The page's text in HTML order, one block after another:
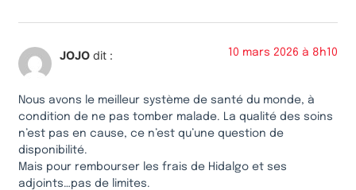
JOJO dit : 10 mars 2026 à 8h10
Nous avons le meilleur système de santé du monde, à
condition de ne pas tomber malade. La qualité des soins
n’est pas en cause, ce n’est qu’une question de
disponibilité.
Mais pour rembourser les frais de Hidalgo et ses
adjoints…pas de limites.